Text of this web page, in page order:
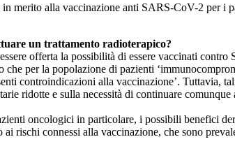
merito alla vaccinazione anti SARS-CoV-2 per i
un trattamento radioterapico?
offerta la possibilità di essere vaccinati
per la popolazione di pazienti
controindicazioni alla vaccinazione’. Tuttavia,
ridotte e sulla necessità di continuare
oncologici in particolare, i possibili benefici
connessi alla vaccinazione, che sono